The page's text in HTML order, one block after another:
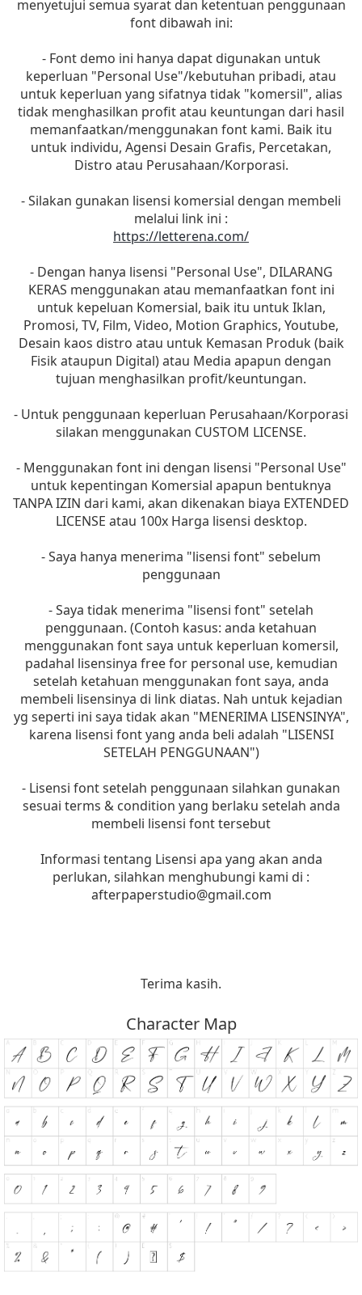
menyetujui semua syarat dan ketentuan penggunaan
font dibawah ini:
- Font demo ini hanya dapat digunakan untuk
keperluan "Personal Use"/kebutuhan pribadi, atau
untuk keperluan yang sifatnya tidak "komersil", alias
tidak menghasilkan profit atau keuntungan dari hasil
memanfaatkan/menggunakan font kami. Baik itu
untuk individu, Agensi Desain Grafis, Percetakan,
Distro atau Perusahaan/Korporasi.
- Silakan gunakan lisensi komersial dengan membeli
melalui link ini :
https://letterena.com/
- Dengan hanya lisensi "Personal Use", DILARANG
KERAS menggunakan atau memanfaatkan font ini
untuk kepeluan Komersial, baik itu untuk Iklan,
Promosi, TV, Film, Video, Motion Graphics, Youtube,
Desain kaos distro atau untuk Kemasan Produk (baik
Fisik ataupun Digital) atau Media apapun dengan
tujuan menghasilkan profit/keuntungan.
- Untuk penggunaan keperluan Perusahaan/Korporasi
silakan menggunakan CUSTOM LICENSE.
- Menggunakan font ini dengan lisensi "Personal Use"
untuk kepentingan Komersial apapun bentuknya
TANPA IZIN dari kami, akan dikenakan biaya EXTENDED
LICENSE atau 100x Harga lisensi desktop.
- Saya hanya menerima "lisensi font" sebelum
penggunaan
- Saya tidak menerima "lisensi font" setelah
penggunaan. (Contoh kasus: anda ketahuan
menggunakan font saya untuk keperluan komersil,
padahal lisensinya free for personal use, kemudian
setelah ketahuan menggunakan font saya, anda
membeli lisensinya di link diatas. Nah untuk kejadian
yg seperti ini saya tidak akan "MENERIMA LISENSINYA",
karena lisensi font yang anda beli adalah "LISENSI
SETELAH PENGGUNAAN")
- Lisensi font setelah penggunaan silahkan gunakan
sesuai terms & condition yang berlaku setelah anda
membeli lisensi font tersebut
Informasi tentang Lisensi apa yang akan anda
perlukan, silahkan menghubungi kami di :
afterpaperstudio@gmail.com
Terima kasih.
Character Map